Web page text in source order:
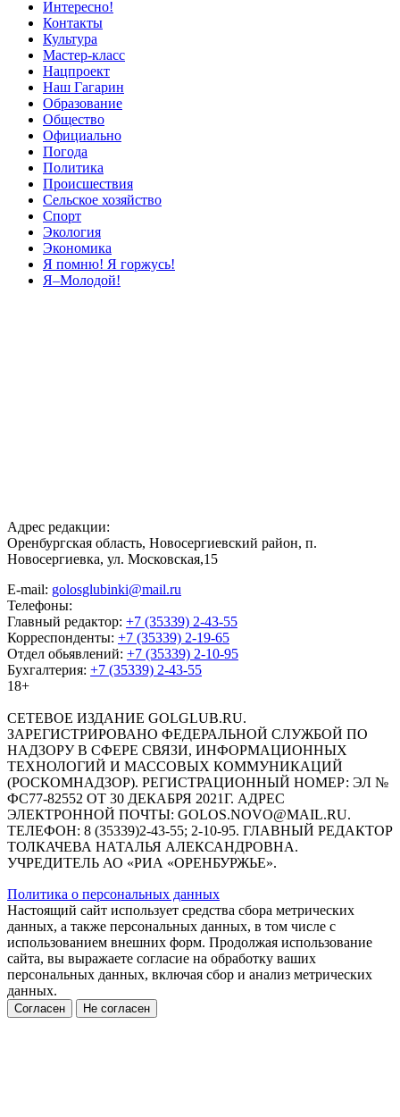
Интересно!
Контакты
Культура
Мастер-класс
Нацпроект
Наш Гагарин
Образование
Общество
Официально
Погода
Политика
Происшествия
Сельское хозяйство
Спорт
Экология
Экономика
Я помню! Я горжусь!
Я–Молодой!
Адрес редакции:
Оренбургская область, Новосергиевский район, п.
Новосергиевка, ул. Московская,15
E-mail: golosglubinki@mail.ru
Телефоны:
Главный редактор: +7 (35339) 2-43-55
Корреспонденты: +7 (35339) 2-19-65
Отдел обьявлений: +7 (35339) 2-10-95
Бухгалтерия: +7 (35339) 2-43-55
18+
СЕТЕВОЕ ИЗДАНИЕ GOLGLUB.RU.
ЗАРЕГИСТРИРОВАНО ФЕДЕРАЛЬНОЙ СЛУЖБОЙ ПО
НАДЗОРУ В СФЕРЕ СВЯЗИ, ИНФОРМАЦИОННЫХ
ТЕХНОЛОГИЙ И МАССОВЫХ КОММУНИКАЦИЙ
(РОСКОМНАДЗОР). РЕГИСТРАЦИОННЫЙ НОМЕР: ЭЛ №
ФС77-82552 ОТ 30 ДЕКАБРЯ 2021Г. АДРЕС
ЭЛЕКТРОННОЙ ПОЧТЫ: GOLOS.NOVO@MAIL.RU.
ТЕЛЕФОН: 8 (35339)2-43-55; 2-10-95. ГЛАВНЫЙ РЕДАКТОР
ТОЛКАЧЕВА НАТАЛЬЯ АЛЕКСАНДРОВНА.
УЧРЕДИТЕЛЬ АО «РИА «ОРЕНБУРЖЬЕ».
Политика о персональных данных
Настоящий сайт использует средства сбора метрических
данных, а также персональных данных, в том числе с
использованием внешних форм. Продолжая использование
сайта, вы выражаете согласие на обработку ваших
персональных данных, включая сбор и анализ метрических
данных.
Согласен Не согласен